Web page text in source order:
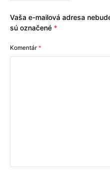
Vaša e-mailová adresa
sú označené *
Komentár*